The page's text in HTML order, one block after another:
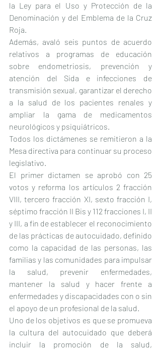
la Ley para el Uso y Protección de la
Denominación y del Emblema de la Cruz
Roja.
Además, avaló seis puntos de acuerdo
relativos a programas de educación
sobre endometriosis, prevención y
atención del Sida e infecciones de
transmisión sexual, garantizar el derecho
a la salud de los pacientes renales y
ampliar la gama de medicamentos
neurológicos y psiquiátricos.
Todos los dictámenes se remitieron a la
Mesa directiva para continuar su proceso
legislativo.
El primer dictamen se aprobó con 25
votos y reforma los artículos 2 fracción
VIII, tercero fracción XI, sexto fracción I,
séptimo fracción II Bis y 112 fracciones I, II
y III, a fin de establecer el reconocimiento
de las prácticas de autocuidado, definido
como la capacidad de las personas, las
familias y las comunidades para impulsar
la salud, prevenir enfermedades,
mantener la salud y hacer frente a
enfermedades y discapacidades con o sin
el apoyo de un profesional de la salud.
Uno de los objetivos es que se promueva
la cultura del autocuidado que deberá
incluir la promoción de la salud,